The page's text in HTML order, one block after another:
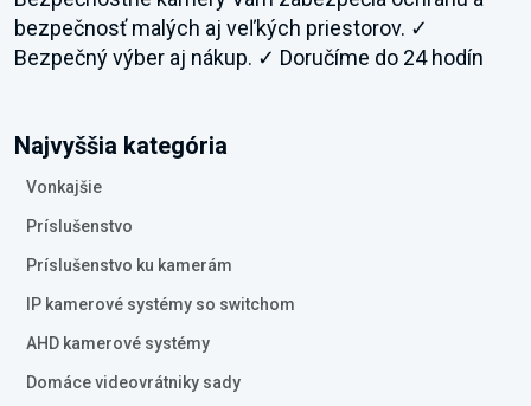
bezpečnosť malých aj veľkých priestorov. ✓
Bezpečný výber aj nákup. ✓ Doručíme do 24 hodín
Najvyššia kategória
Vonkajšie
Príslušenstvo
Príslušenstvo ku kamerám
IP kamerové systémy so switchom
AHD kamerové systémy
Domáce videovrátniky sady